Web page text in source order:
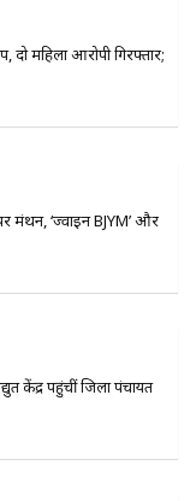
महिला आरोपी गिरफ्तार;
मंथन, ‘ज्वाइन BJYM’ और
केंद्र पहुंचीं जिला पंचायत